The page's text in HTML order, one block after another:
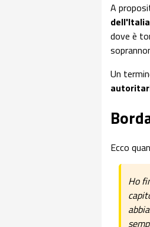
A
dell'Italia
dove è
Un
Ecco
Ho